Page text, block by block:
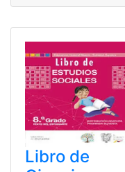
Libro de